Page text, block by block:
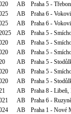
AB
Praha 5 -
AB
Praha 6 -
AB
Praha 6 -
AB
Praha 5 -
AB
Praha 5 -
AB
Praha 5 -
AB
Praha 5 -
AB
Praha 5 -
AB
Praha 5 -
AB
Praha 8 -
AB
Praha 6 -
AB
Praha 1 - Nové